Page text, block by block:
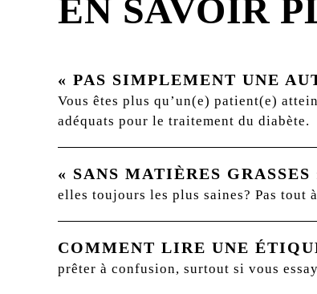
EN SAVOIR
« PAS SIMPLEMENT UNE
Vous êtes plus qu’un(e) patient(e)
adéquats pour le traitement du diabète.
« SANS MATIÈRES
elles toujours les plus saines? Pas tout
COMMENT LIRE UNE
prêter à confusion, surtout si vous